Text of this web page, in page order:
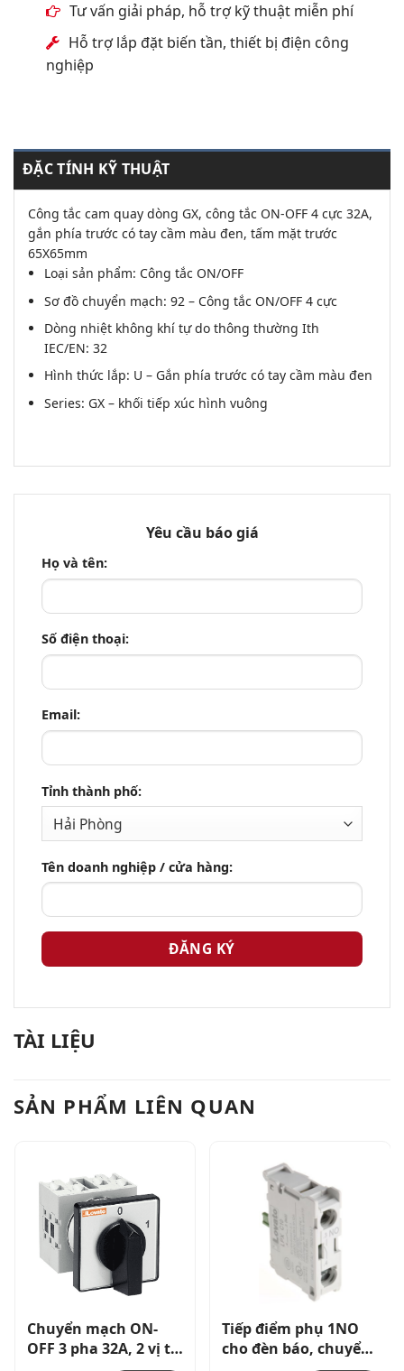
Tư vấn giải pháp, hỗ trợ kỹ thuật miễn phí
Hỗ trợ lắp đặt biến tần, thiết bị điện công
nghiệp
ĐẶC TÍNH KỸ THUẬT
Công tắc cam quay dòng GX, công tắc ON-OFF 4 cực 32A,
gắn phía trước có tay cầm màu đen, tấm mặt trước
65X65mm
Loại sản phẩm: Công tắc ON/OFF
Sơ đồ chuyển mạch: 92 – Công tắc ON/OFF 4 cực
Dòng nhiệt không khí tự do thông thường Ith
IEC/EN: 32
Hình thức lắp: U – Gắn phía trước có tay cầm màu đen
Series: GX – khối tiếp xúc hình vuông
Yêu cầu báo giá
Họ và tên:
Số điện thoại:
Email:
Tỉnh thành phố:
Tên doanh nghiệp / cửa hàng:
TÀI LIỆU
SẢN PHẨM LIÊN QUAN
Chuyển mạch ON-
OFF 3 pha 32A, 2 vị trí
Tiếp điểm phụ 1NO
cho đèn báo, chuyển